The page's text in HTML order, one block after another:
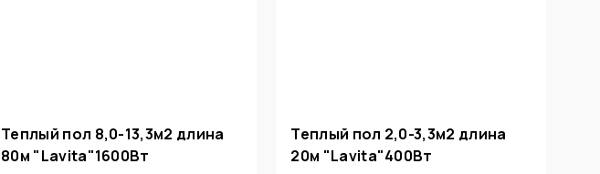
Теплый пол 8,0-13,3м2 длина
80м "Lavita"1600Вт
Теплый пол 2,0-3,3м2 длина
20м "Lavita"400Вт